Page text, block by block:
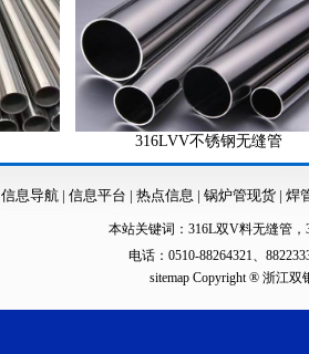
316LVV不锈钢无缝管
信息导航| 信息平台 | 热点信息 | 锅炉管现货 | 焊
本站关键词： 316L双V料无缝管 ，
电话：0510-88264321、
sitemapCopyright ® 浙江双